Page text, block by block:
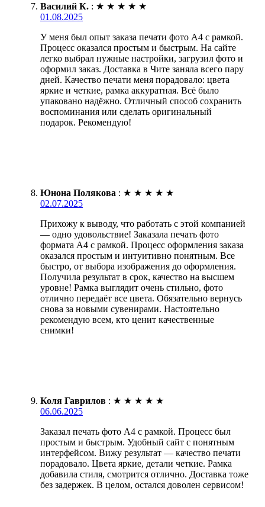
Василий К. : ★ ★ ★ ★ ★
01.08.2025
У меня был опыт заказа печати фото А4 с рамкой.
Процесс оказался простым и быстрым. На сайте
легко выбрал нужные настройки, загрузил фото и
оформил заказ. Доставка в Чите заняла всего пару
дней. Качество печати меня порадовало: цвета
яркие и четкие, рамка аккуратная. Всё было
упаковано надёжно. Отличный способ сохранить
воспоминания или сделать оригинальный
подарок. Рекомендую!
Юнона Полякова : ★ ★ ★ ★ ★
02.07.2025
Прихожу к выводу, что работать с этой компанией
— одно удовольствие! Заказала печать фото
формата А4 с рамкой. Процесс оформления заказа
оказался простым и интуитивно понятным. Все
быстро, от выбора изображения до оформления.
Получила результат в срок, качество на высшем
уровне! Рамка выглядит очень стильно, фото
отлично передаёт все цвета. Обязательно вернусь
снова за новыми сувенирами. Настоятельно
рекомендую всем, кто ценит качественные
снимки!
Коля Гаврилов : ★ ★ ★ ★ ★
06.06.2025
Заказал печать фото А4 с рамкой. Процесс был
простым и быстрым. Удобный сайт с понятным
интерфейсом. Вижу результат — качество печати
порадовало. Цвета яркие, детали четкие. Рамка
добавила стиля, смотрится отлично. Доставка тоже
без задержек. В целом, остался доволен сервисом!